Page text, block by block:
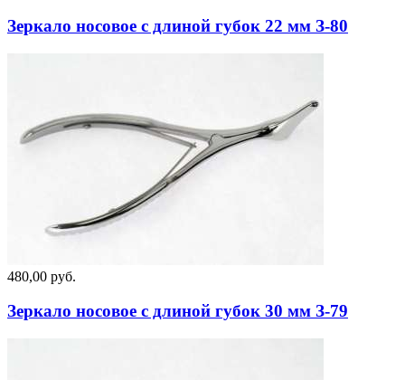
Зеркало носовое с длиной губок 22 мм З-80
480,00 руб.
Зеркало носовое с длиной губок 30 мм З-79